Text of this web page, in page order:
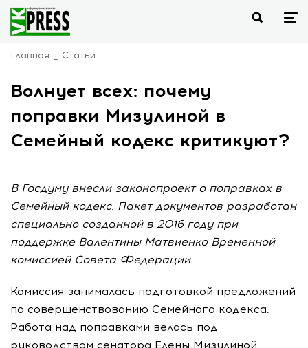
Главная Статьи
Волнует всех: почему
поправки Мизулиной в
Семейный кодекс критикуют?
В Госдуму внесли законопроект о поправках в
Семейный кодекс. Пакет документов разработан
специально созданной в 2016 году при
поддержке Валентины Матвиенко Временной
комиссией Совета Федерации.
Комиссия занималась подготовкой предложений
по совершенствованию Семейного кодекса.
Работа над поправками велась под
руководством сенатора Елены Мизулиной.